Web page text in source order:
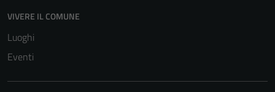
VIVERE IL COMUNE
Luoghi
Eventi